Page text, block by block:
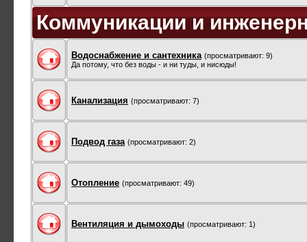
Коммуникации и
Водоснабжение и сантехника (просматривают: 9)
Да потому, что без воды - и ни туды, и нисюды!
Канализация (просматривают: 7)
Подвод газа (просматривают: 2)
Отопление (просматривают: 49)
Вентиляция и дымоходы (просматривают: 1)